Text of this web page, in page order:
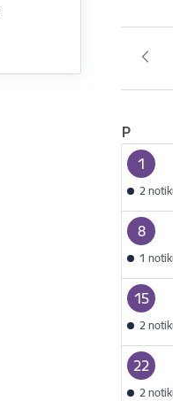
P
1
2
8
1
15
2
22
2